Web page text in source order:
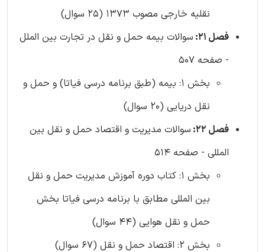
نقلیه خارجی مصوب 1373 (25 سوال)
فصل 21:
سوالات بیمه حمل و نقل در تجارت بین الملل
- صفحه 507
بخش 1: بیمه (طبق برنامه درسی فیاتا) و حمل و
نقل دریایی (20 سوال)
فصل 22:
سوالات مدیریت و اقتصاد حمل و نقل بین
المللی - صفحه 514
بخش 1: کتاب دوره آموزش مدیریت حمل و نقل
بین المللی مطابق با برنامه درسی فیاتا بخش
حمل و نقل هوایی (44 سوال)
بخش 2: اقتصاد حمل و نقل (67 سوال)